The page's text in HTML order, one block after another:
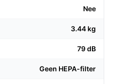
stand kunt u zonder
lichte ontwerp en de
zoals onder meubels,
Nee
3.44 kg
79 dB
Geen HEPA-filter